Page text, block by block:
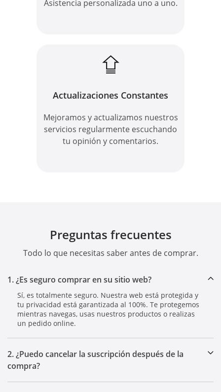
Asistencia personalizada uno a uno.
Actualizaciones Constantes
Mejoramos y actualizamos nuestros
servicios regularmente escuchando
tu opinión y comentarios.
Preguntas frecuentes
Todo lo que necesitas saber antes de comprar.
1. ¿Es seguro comprar en su sitio web?
Sí, es totalmente seguro. Nuestra web está protegida y
tu privacidad está garantizada al 100%. Te protegemos
mientras navegas, usas nuestros productos o realizas
un pedido online.
2. ¿Puedo cancelar la suscripción después de la
compra?